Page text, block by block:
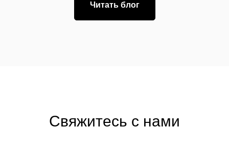
Читать блог
Свяжитесь с нами